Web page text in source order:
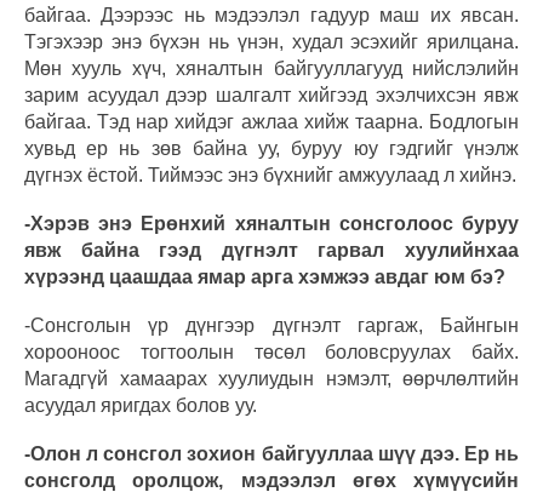
байгаа. Дээрээс нь мэдээлэл гадуур маш их явсан.
Тэгэхээр энэ бүхэн нь үнэн, худал эсэхийг ярилцана.
Мөн хууль хүч, хяналтын байгууллагууд нийслэлийн
зарим асуудал дээр шалгалт хийгээд эхэлчихсэн явж
байгаа. Тэд нар хийдэг ажлаа хийж таарна. Бодлогын
хувьд ер нь зөв байна уу, буруу юу гэдгийг үнэлж
дүгнэх ёстой. Тиймээс энэ бүхнийг амжуулаад л хийнэ.
-Хэрэв энэ Ерөнхий хяналтын сонсголоос буруу
явж байна гээд дүгнэлт гарвал хуулийнхаа
хүрээнд цаашдаа ямар арга хэмжээ авдаг юм бэ?
-Сонсголын үр дүнгээр дүгнэлт гаргаж, Байнгын
хорооноос тогтоолын төсөл боловсруулах байх.
Магадгүй хамаарах хуулиудын нэмэлт, өөрчлөлтийн
асуудал яригдах болов уу.
-Олон л сонсгол зохион байгууллаа шүү дээ. Ер нь
сонсголд оролцож, мэдээлэл өгөх хүмүүсийн